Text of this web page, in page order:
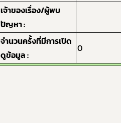
เจ้าของเรื่อง/ผู้พบ
ปัญหา :
จำนวนครั้งที่มีการเปิด
ดูข้อมูล :
0